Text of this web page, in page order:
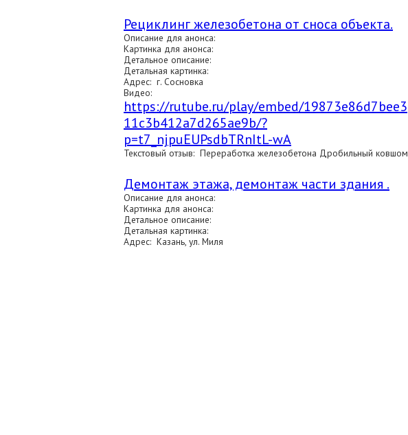
Рециклинг железобетона от сноса объекта.
Описание для анонса:
Картинка для анонса:
Детальное описание:
Детальная картинка:
Адрес: г. Сосновка
Видео:
https://rutube.ru/play/embed/19873e86d7bee3
11c3b412a7d265ae9b/?
p=t7_njpuEUPsdbTRnItL-wA
Текстовый отзыв: Переработка железобетона Дробильный ковшом
Демонтаж этажа, демонтаж части здания .
Описание для анонса:
Картинка для анонса:
Детальное описание:
Детальная картинка:
Адрес: Казань, ул. Миля